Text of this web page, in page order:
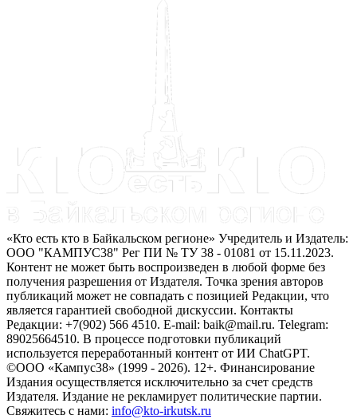
«Кто есть кто в Байкальском регионе» Учредитель и Издатель:
ООО "КАМПУС38" Рег ПИ № ТУ 38 - 01081 от 15.11.2023.
Контент не может быть воспроизведен в любой форме без
получения разрешения от Издателя. Точка зрения авторов
публикаций может не совпадать с позицией Редакции, что
является гарантией свободной дискуссии. Контакты
Редакции: +7(902) 566 4510. E-mail: baik@mail.ru. Telegram:
89025664510. В процессе подготовки публикаций
используется переработанный контент от ИИ ChatGPT.
©ООО «Кампус38» (1999 - 2026). 12+. Финансирование
Издания осуществляется исключительно за счет средств
Издателя. Издание не рекламирует политические партии.
Свяжитесь с нами: info@kto-irkutsk.ru